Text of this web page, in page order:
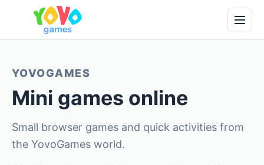
YOVOGAMES
Mini games online
Small browser games and quick activities from
the YovoGames world.